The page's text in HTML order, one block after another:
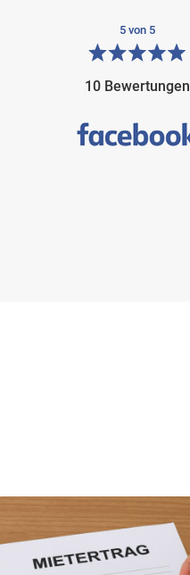
5 von 5
10 Bewertungen